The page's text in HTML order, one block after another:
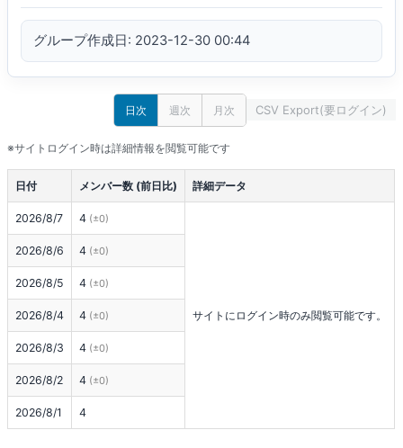
グループ作成日: 2023-12-30 00:44
日次 週次 月次 CSV Export(要ログイン)
※サイトログイン時は詳細情報を閲覧可能です
日付 メンバー数 (前日比) 詳細データ
2026/8/7 4 (±0)
サイトにログイン時のみ閲覧可能です。
2026/8/6 4 (±0)
2026/8/5 4 (±0)
2026/8/4 4 (±0)
2026/8/3 4 (±0)
2026/8/2 4 (±0)
2026/8/1 4